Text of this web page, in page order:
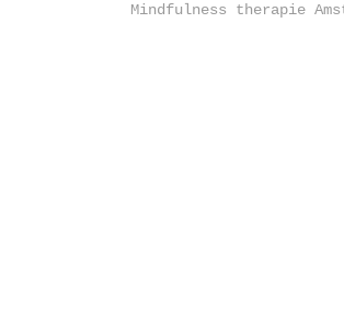
Mindfulness therapie